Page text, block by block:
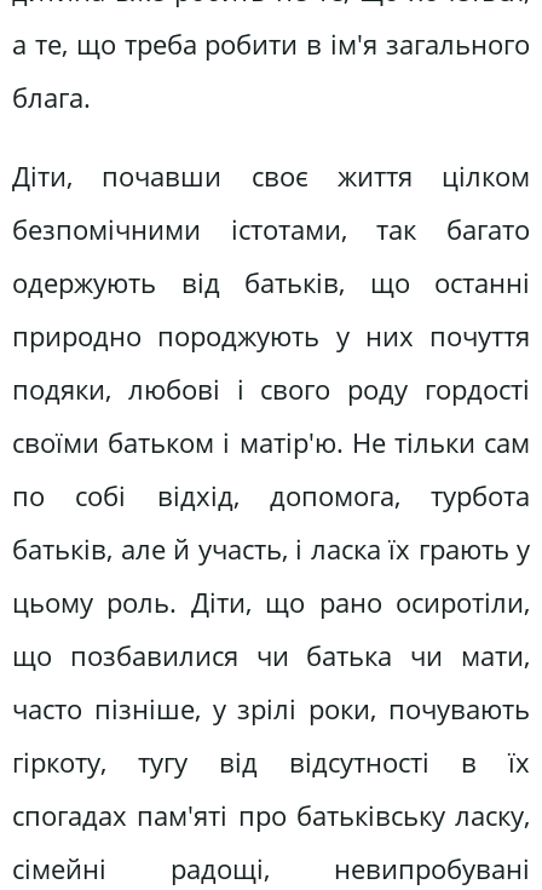
а те, що треба робити в ім'я загального
блага.
Діти, почавши своє життя цілком
безпомічними істотами, так багато
одержують від батьків, що останні
природно породжують у них почуття
подяки, любові і свого роду гордості
своїми батьком і матір'ю. Не тільки сам
по собі відхід, допомога, турбота
батьків, але й участь, і ласка їх грають у
цьому роль. Діти, що рано осиротіли,
що позбавилися чи батька чи мати,
часто пізніше, у зрілі роки, почувають
гіркоту, тугу від відсутності в їх
спогадах пам'яті про батьківську ласку,
сімейні радощі, невипробувані